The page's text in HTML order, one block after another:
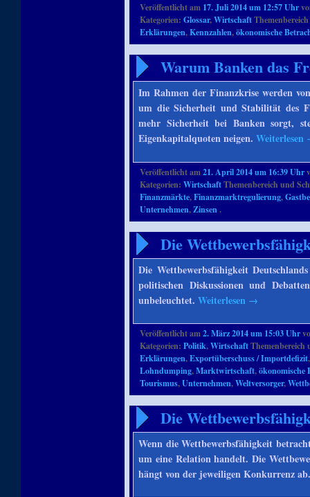
Veröffentlicht am 17. Juli 2014 um 12:57 Uhr
Kategorien:Glossar,Wirtschaft
Erklärungen,Kennzahlen,ökonomische
Warum Banken das
Im Rahmen der Finanzkrise werden
um die Sicherheit und Stabilität des
mehr Sicherheit bei Banken sorgt,
Eigenkapitalquoten neigen.Weiterlesen
Veröffentlicht am21. April 2014 um 16:39 Uhr
Kategorien:WirtschaftThemenbereich und
Finanzmärkte,Finanzmarktregulierung,
Unternehmen,Zinsen.
Die
Die Wettbewerbsfähigkeit
politischen Diskussionen und
unbeleuchtet.Weiterlesen →
Veröffentlicht am2. März 2014 um 15:03 Uhr
Kategorien:Politik,Wirtschaft
Erklärungen,Exportüberschuss / Importdefizit
Lohndumping,Marktwirtschaft,ökonomische
Tourismus,Unternehmen,Weltversorger,
Die
Wenn die Wettbewerbsfähigkeit
um eine Relation handelt. Die
hängt von der jeweiligen Konkurrenz